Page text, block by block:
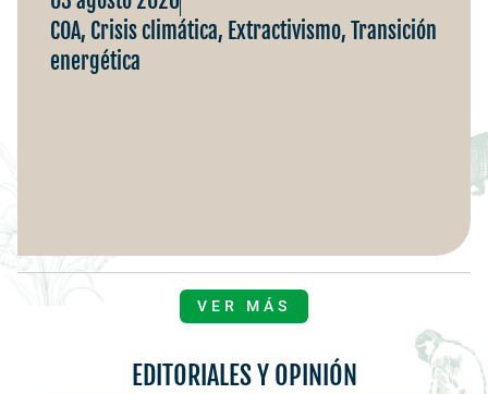
COA, Crisis climática, Extractivismo, Transición
energética
VER MÁS
EDITORIALES Y OPINIÓN